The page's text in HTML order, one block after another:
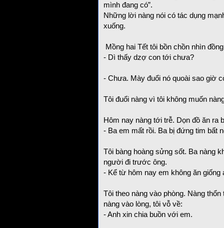
mình đang có”.
Những lời nàng nói có tác dụng
xuống.
Mồng hai Tết tôi bồn chồn nhìn
- Dì thấy dzợ con tới chưa?
- Chưa. Mày đuổi nó quoài sao giờ
Tôi đuổi nàng vì tôi không muốn
Hôm nay nàng tới trễ. Dọn đồ ăn ra
- Ba em mất rồi. Ba bị đứng tim bất
Tôi bàng hoàng sửng sốt. Ba nàng
người đi trước ông.
- Kể từ hôm nay em không ăn giống
Tôi theo nàng vào phòng. Nàng
nàng vào lòng, tôi vỗ về:
- Anh xin chia buồn với em.